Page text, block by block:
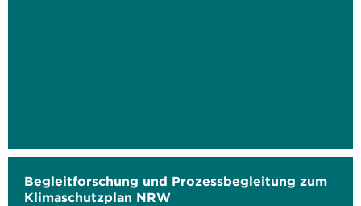
Begleitforschung und Prozessbegleitung zum
Klimaschutzplan NRW